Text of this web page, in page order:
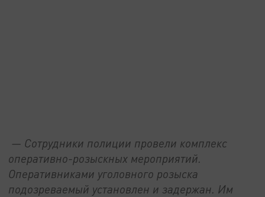
— Сотрудники полиции провели комплекс
оперативно-розыскных мероприятий.
Оперативниками уголовного розыска
подозреваемый установлен и задержан. Им